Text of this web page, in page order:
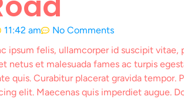
11:42 am
No Comments
ipsum felis, ullamcorper id suscipit
netus et malesuada fames ac turpis
quis. Curabitur placerat gravida tempor.
elit. Maecenas quis imperdiet augue.